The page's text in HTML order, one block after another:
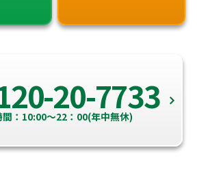
20-7733
間：10:00～22：00(年中無休)